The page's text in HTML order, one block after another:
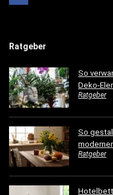
Ratgeber
So
Deko-
Ratgeber
So
Ratgeber